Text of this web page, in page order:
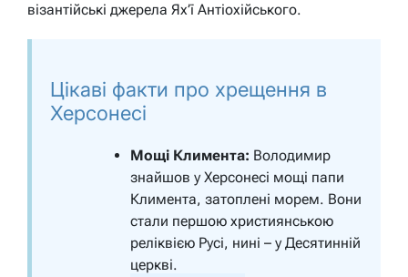
візантійські джерела Ях’ї Антіохійського.
Цікаві факти про хрещення в
Херсонесі
Мощі Климента: Володимир
знайшов у Херсонесі мощі папи
Климента, затоплені морем. Вони
стали першою християнською
реліквією Русі, нині – у Десятинній
церкві.